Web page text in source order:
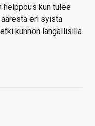
helppous kun tulee
eri syistä
kunnon langallisilla